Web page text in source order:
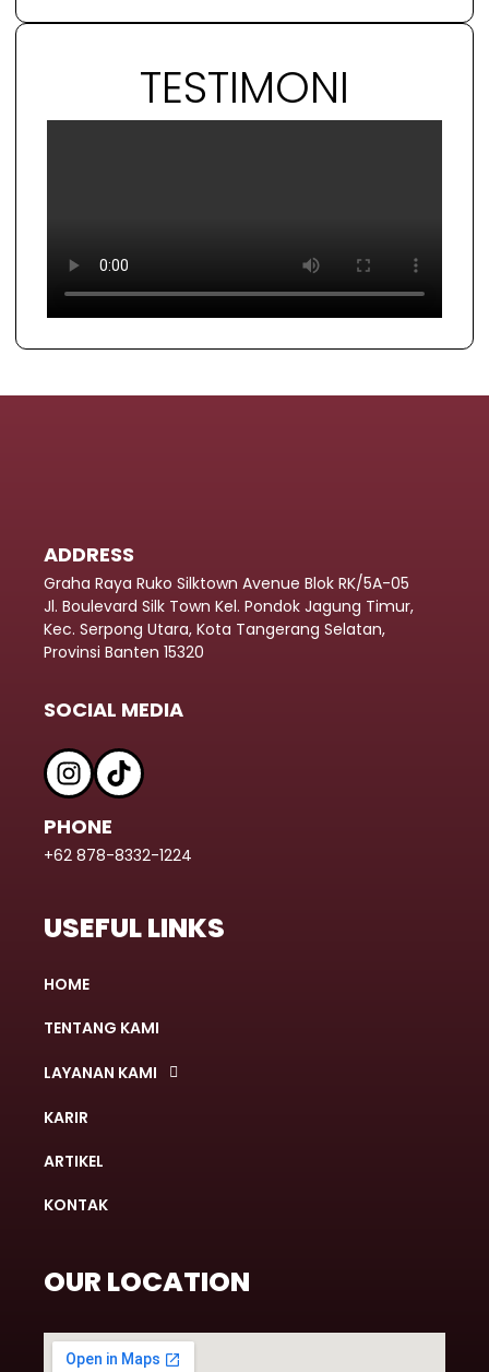
TESTIMONI
ADDRESS
Graha Raya Ruko Silktown Avenue Blok RK/5A-05
Jl. Boulevard Silk Town Kel. Pondok Jagung Timur,
Kec. Serpong Utara, Kota Tangerang Selatan,
Provinsi Banten 15320
SOCIAL MEDIA
PHONE
+62 878-8332-1224
USEFUL LINKS
HOME
TENTANG KAMI
LAYANAN KAMI
KARIR
ARTIKEL
KONTAK
OUR LOCATION